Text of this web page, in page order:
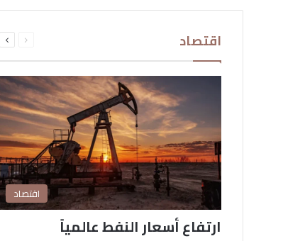
اقتصاد الصفحةالصفحة
اقتصاد
ارتفاع أسعار النفط عالمياً